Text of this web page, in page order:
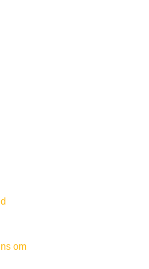
om